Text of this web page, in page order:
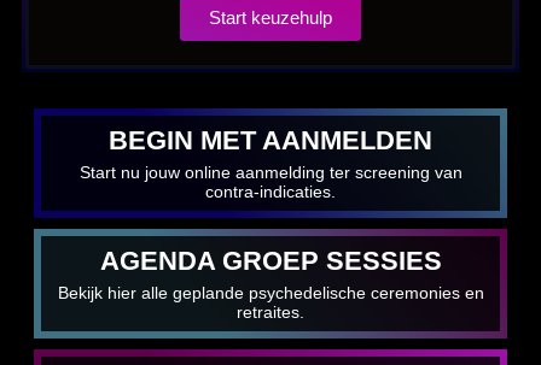
Start keuzehulp
BEGIN MET AANMELDEN
Start nu jouw online aanmelding ter screening van
contra-indicaties.
AGENDA GROEP SESSIES
Bekijk hier alle geplande psychedelische ceremonies en
retraites.